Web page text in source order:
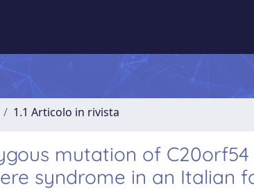
1.1 Articolo in rivista
mutation of
syndrome in an Italian